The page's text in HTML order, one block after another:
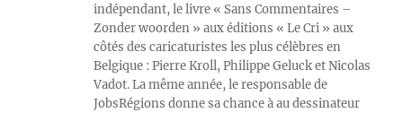
indépendant, le livre « Sans Commentaires –
Zonder woorden » aux éditions « Le Cri » aux
côtés des caricaturistes les plus célèbres en
Belgique : Pierre Kroll, Philippe Geluck et Nicolas
Vadot. La même année, le responsable de
JobsRégions donne sa chance à au dessinateur